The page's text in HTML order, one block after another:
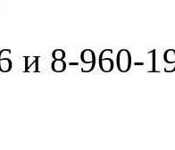
и 8-960-